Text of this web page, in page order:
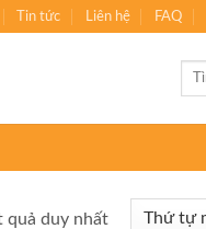
Tin tức Liên hệ FAQ
Tìm
quả duy nhất